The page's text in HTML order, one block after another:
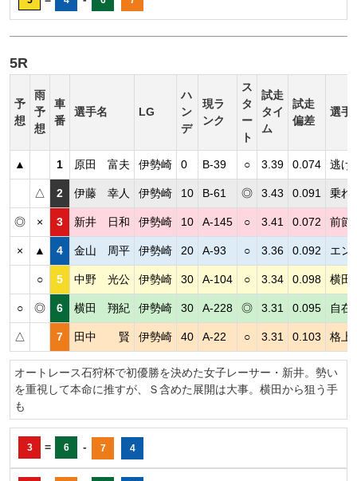
5R
予
想
雨
予
想
車
番
選手名 LG
ハ
ン
デ
現ラ
ンク
ス
タ
ー
ト
試走
タイ
ム
試走
偏差
選手
▲ 1 原田 富夫 伊勢崎 0 B-39 ○ 3.39 0.074 逃げ
△ 2 伊藤 幸人 伊勢崎 10 B-61 ◎ 3.43 0.091 乗れ
◎ × 3 新井 日和 伊勢崎 10 A-145 ○ 3.41 0.072 前節
× ▲ 4 金山 周平 伊勢崎 20 A-93 ○ 3.36 0.092 エン
○ 5 中野 光公 伊勢崎 30 A-104 ○ 3.34 0.098 横田
○ ◎ 6 横田 翔紀 伊勢崎 30 A-228 ◎ 3.31 0.095 自在
△ 7 田中 賢 伊勢崎 40 A-22 ○ 3.31 0.103 格上
オートレース石狩杯で初優勝を決めた女子レーサー・新井。勢い
を重視して本命に推すが、Ｓ含めた展開は大事。横田から狙う手
も
3 = 6 - 7 4